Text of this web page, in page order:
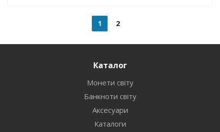
1 2
Каталог
Монети світу
Банкноти світу
Аксесуари
Каталоги